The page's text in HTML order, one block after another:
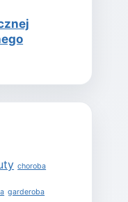
choroba
garderoba